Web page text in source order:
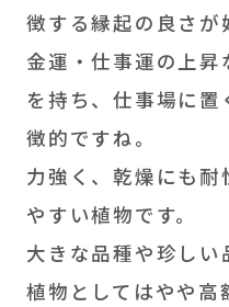
徴する縁起の良さが
金運・仕事運の上
を持ち、仕事場に
徴的ですね。
力強く、乾燥にも耐
やすい植物です。
大きな品種や珍し
植物としてはやや高